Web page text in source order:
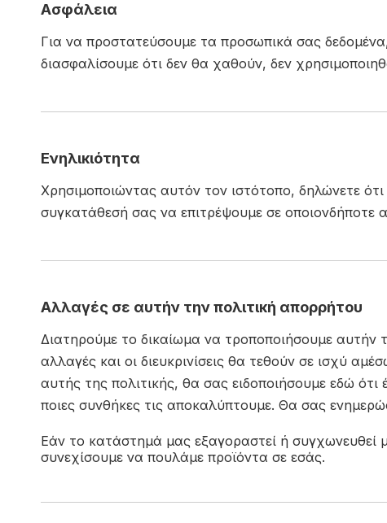
Ασφάλεια
Για να προστατεύσουμε τα προσωπικά σας
διασφαλίσουμε ότι δεν θα χαθούν, δεν
Ενηλικιότητα
Χρησιμοποιώντας αυτόν τον ιστότοπο, δηλώνετε
συγκατάθεσή σας να επιτρέψουμε σε οποιονδήποτε
Αλλαγές σε αυτήν την πολιτική απορρήτου
Διατηρούμε το δικαίωμα να τροποποιήσουμε
αλλαγές και οι διευκρινίσεις θα τεθούν σε ισχύ
αυτής της πολιτικής, θα σας ειδοποιήσουμε εδώ
ποιες συνθήκες τις αποκαλύπτουμε. Θα σας
Εάν το κατάστημά μας εξαγοραστεί ή συγχωνευθεί
συνεχίσουμε να πουλάμε προϊόντα σε εσάς.